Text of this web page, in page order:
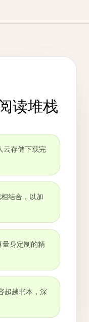
读堆栈
云存储下载完
结合，以加
量身定制的精
超越书本，深